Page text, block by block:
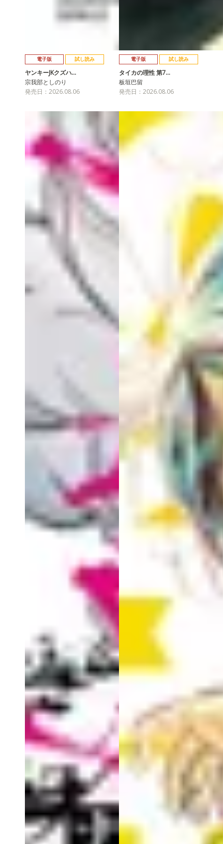
電子版 試し読み
ヤンキーJKクズハ…
宗我部としのり
発売日：2026.08.06
電子版 試し読み
タイカの理性 第7…
板垣巴留
発売日：2026.08.06